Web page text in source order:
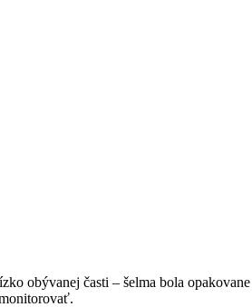
obývanej časti – šelma bola